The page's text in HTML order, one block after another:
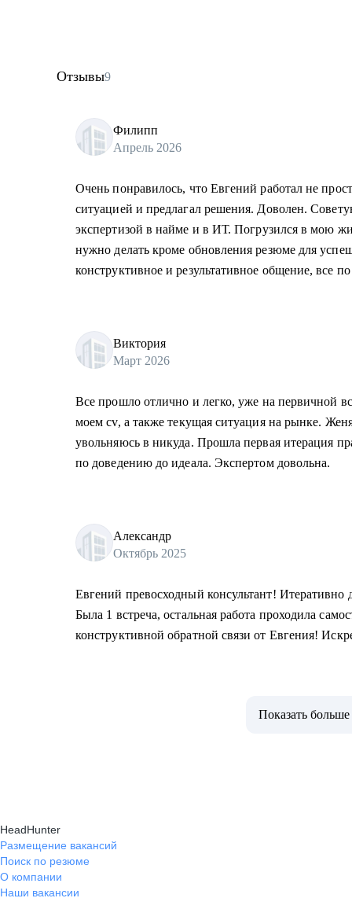
Отзывы9
Филипп
Апрель 2026
Очень понравилось, что Евгений работал не
ситуацией и предлагал решения. Доволен.
экспертизой в найме и в ИТ. Погрузился в мою
нужно делать кроме обновления резюме для
конструктивное и результативное общение, все по
Виктория
Март 2026
Все прошло отлично и легко, уже на первичной
моем cv, а также текущая ситуация на рынке.
увольняюсь в никуда. Прошла первая итерация
по доведению до идеала. Экспертом довольна.
Александр
Октябрь 2025
Евгений превосходный консультант! Итеративно
Была 1 встреча, остальная работа проходила
конструктивной обратной связи от Евгения!
Показать
HeadHunter
Размещение вакансий
Поиск по резюме
О компании
Наши вакансии